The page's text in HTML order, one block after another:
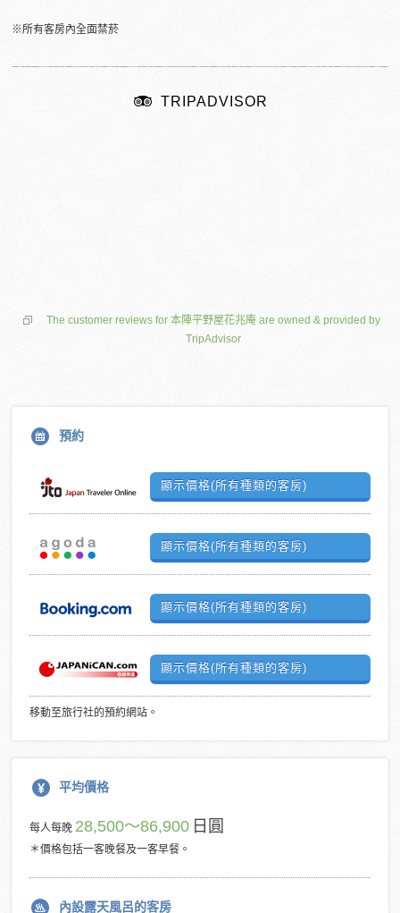
※所有客房內全面禁菸
TRIPADVISOR
The customer reviews for 本陣平野屋花兆庵 are owned & provided by
TripAdvisor
預約
顯示價格(所有種類的客房)
顯示價格(所有種類的客房)
顯示價格(所有種類的客房)
顯示價格(所有種類的客房)
移動至旅行社的預約網站。
平均價格
每人每晚 28,500～86,900 日圓
＊價格包括一客晚餐及一客早餐。
內設露天風呂的客房